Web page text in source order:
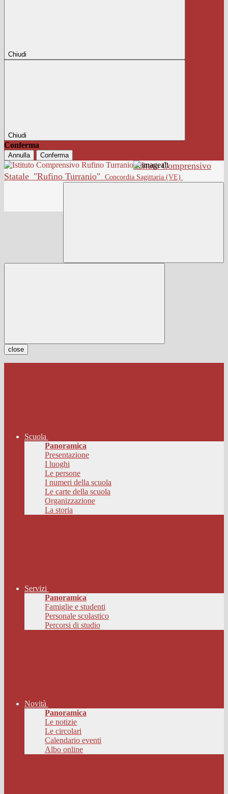
Chiudi
Chiudi
Conferma
Annulla Conferma
Istituto Comprensivo
Statale "Rufino Turranio" Concordia Sagittaria (VE)
close
Scuola
Panoramica
Presentazione
I luoghi
Le persone
I numeri della scuola
Le carte della scuola
Organizzazione
La storia
Servizi
Panoramica
Famiglie e studenti
Personale scolastico
Percorsi di studio
Novità
Panoramica
Le notizie
Le circolari
Calendario eventi
Albo online